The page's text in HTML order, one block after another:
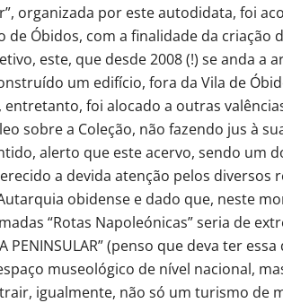
organizada por este autodidata, foi
de Óbidos, com a finalidade da criação
este, que desde 2008 (!) se anda a
um edifício, fora da Vila de
foi alocado a outras
sobre a Coleção, não fazendo jus à
alerto que este acervo, sendo um
a devida atenção pelos diversos
obidense e dado que, neste
“Rotas Napoleónicas” seria de
PENINSULAR” (penso que deva ter
museológico de nível nacional,
igualmente, não só um turismo de